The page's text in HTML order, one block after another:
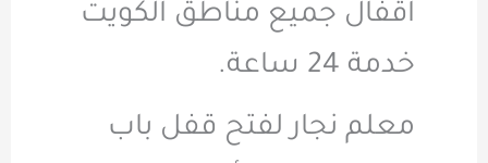
اقفال جميع مناطق الكويت
خدمة 24 ساعة.
معلم نجار لفتح قفل باب